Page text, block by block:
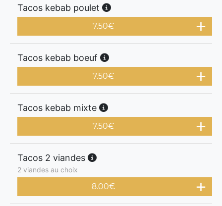
Tacos kebab poulet
7.50€
Tacos kebab boeuf
7.50€
Tacos kebab mixte
7.50€
Tacos 2 viandes
2 viandes au choix
8.00€